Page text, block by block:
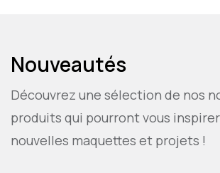
Nouveautés
Découvrez une sélection de nos
produits qui pourront vous
nouvelles maquettes et projets !